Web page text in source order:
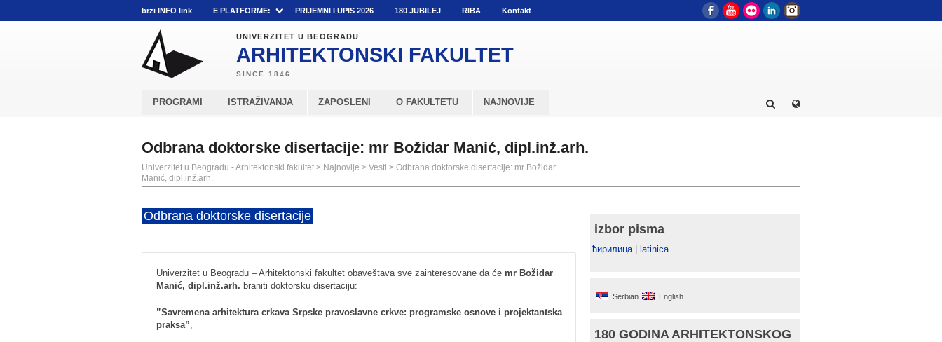
brzi INFO link E PLATFORME: PRIJEMNI I UPIS 2026 180 JUBILEJ RIBA Kontakt FacebookYouTube
Flickr LinkedIn
UNIVERZITET U BEOGRADU
ARHITEKTONSKI FAKULTET
PROGRAMI ISTRAŽIVANJA ZAPOSLENI O FAKULTETU NAJNOVIJE
Odbrana doktorske disertacije: mr Božidar Manić, dipl.inž.arh.
Univerzitet u Beogradu - Arhitektonski fakultet > Najnovije > Vesti > Odbrana doktorske disertacije: mr Božidar
Manić, dipl.inž.arh.
Odbrana doktorske disertacije
Univerzitet u Beogradu – Arhitektonski fakultet obaveštava sve zainteresovane da će mr Božidar
Manić, dipl.inž.arh. braniti doktorsku disertaciju:
”Savremena arhitektura crkava Srpske pravoslavne crkve: programske osnove i projektantska
praksa”,
izbor pisma
ћирилица| latinica
Serbian English
180 GODINA ARHITEKTONSKOG